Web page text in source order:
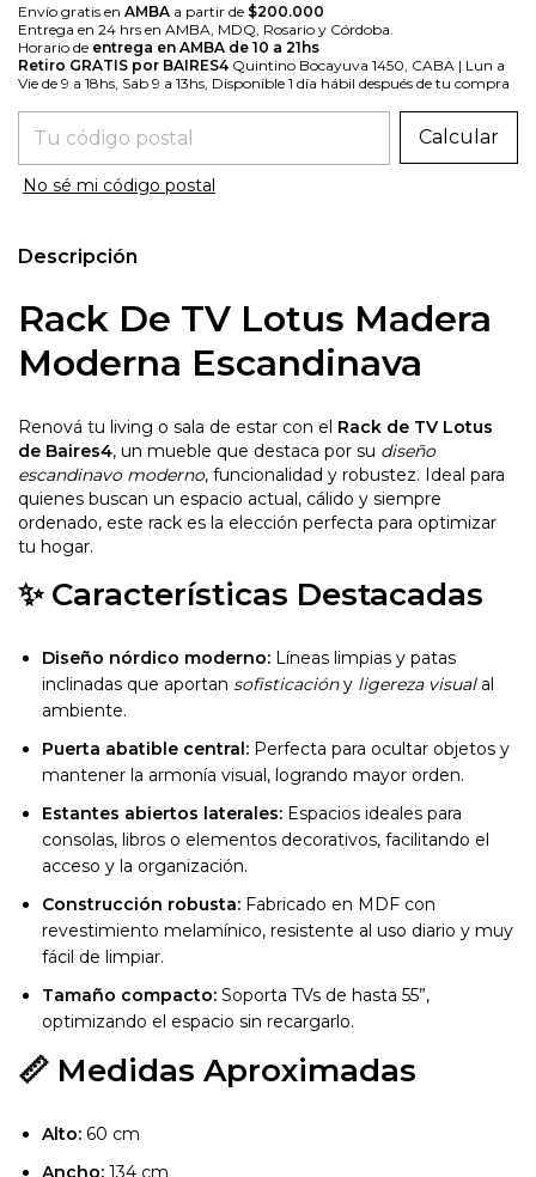
Envío gratis en AMBA a partir de $200.000
Entrega en 24 hrs en AMBA, MDQ, Rosario y Córdoba.
Horario de entrega en AMBA de 10 a 21hs
Retiro GRATIS por BAIRES4 Quintino Bocayuva 1450, CABA | Lun a
Vie de 9 a 18hs, Sab 9 a 13hs, Disponible 1 día hábil después de tu compra
Entregas para el CP:
Calcular
No sé mi código postal
Descripción
Rack De TV Lotus Madera
Moderna Escandinava
Renová tu living o sala de estar con el Rack de TV Lotus
de Baires4, un mueble que destaca por su diseño
escandinavo moderno, funcionalidad y robustez. Ideal para
quienes buscan un espacio actual, cálido y siempre
ordenado, este rack es la elección perfecta para optimizar
tu hogar.
✨ Características Destacadas
Diseño nórdico moderno: Líneas limpias y patas
inclinadas que aportan sofisticacióny ligereza visualal
ambiente.
Puerta abatible central: Perfecta para ocultar objetos y
mantener la armonía visual, logrando mayor orden.
Estantes abiertos laterales: Espacios ideales para
consolas, libros o elementos decorativos, facilitando el
acceso y la organización.
Construcción robusta: Fabricado en MDF con
revestimiento melamínico, resistente al uso diario y muy
fácil de limpiar.
Tamaño compacto: Soporta TVs de hasta 55”,
optimizando el espacio sin recargarlo.
📏 Medidas Aproximadas
Alto: 60 cm
Ancho: 134 cm